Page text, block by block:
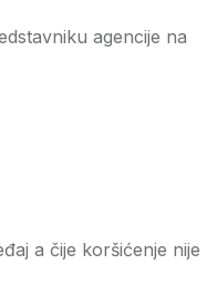
agencije na
a čije koršićenje nije